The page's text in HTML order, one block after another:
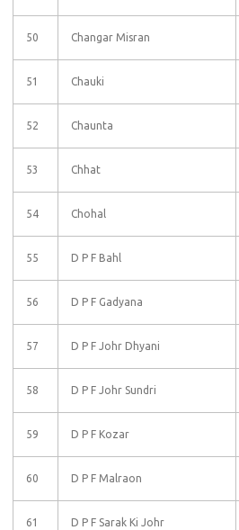
50 Changar Misran
51 Chauki
52 Chaunta
53 Chhat
54 Chohal
55 D P F Bahl
56 D P F Gadyana
57 D P F Johr Dhyani
58 D P F Johr Sundri
59 D P F Kozar
60 D P F Malraon
61 D P F Sarak Ki Johr